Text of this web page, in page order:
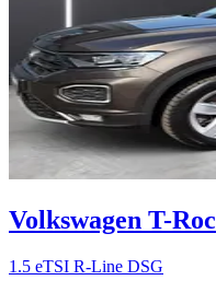
Volkswagen T-Roc
1.5 eTSI R-Line DSG